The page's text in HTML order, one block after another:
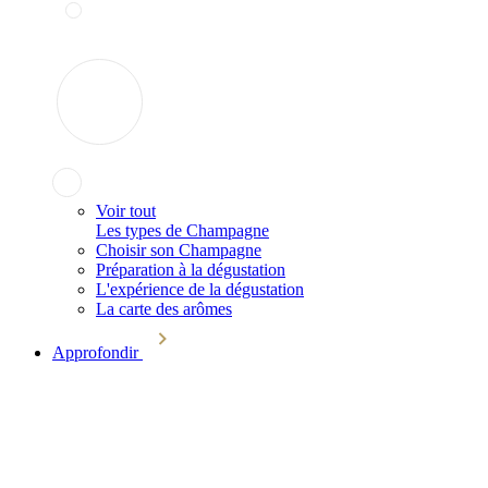
Voir tout
Les types de Champagne
Choisir son Champagne
Préparation à la dégustation
L'expérience de la dégustation
La carte des arômes
Approfondir